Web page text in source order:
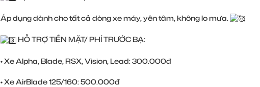
Áp dụng dành cho tất cả dòng xe máy, yên tâm, không lo mưa. ​
HỖ TRỢ TIỀN MẶT/ PHÍ TRƯỚC BẠ:
• Xe Alpha, Blade, RSX, Vision, Lead: 300.000đ
• Xe AirBlade 125/160: 500.000đ